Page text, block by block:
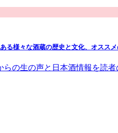
る様々な酒蔵の歴史と文化、オスス
の生の声と日本酒情報を読